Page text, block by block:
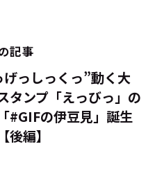
記事
げっしっくっ”動く大
タンプ「えっびっ」の
#GIFの伊豆見」誕生
後編】